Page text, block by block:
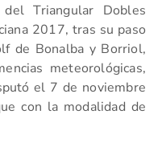
Triangular Dobles
2017, tras su paso
de Bonalba y Borriol,
meteorológicas,
el 7 de noviembre
con la modalidad de